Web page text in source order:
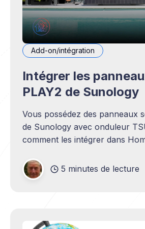
Add-on/intégration
Intégrer les
PLAY2 de Sunology
Vous possédez des panneaux
de Sunology avec onduleur
comment les intégrer dans
5 minutes de lecture